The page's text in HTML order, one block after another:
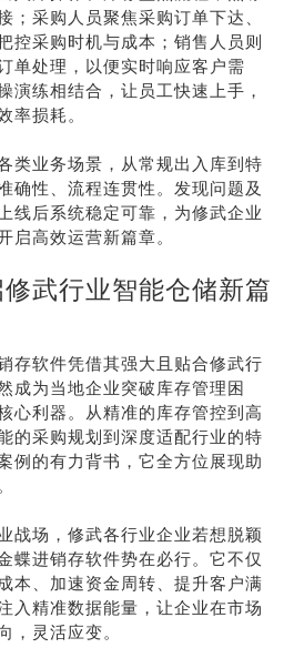
；采购人员聚焦采购订单下达、
控采购时机与成本；销售人员则
单处理，以便实时响应客户需
演练相结合，让员工快速上手，
率损耗。
类业务场景，从常规出入库到特
确性、流程连贯性。发现问题及
线后系统稳定可靠，为修武企业
启高效运营新篇章。
武行业智能仓储新篇
存软件凭借其强大且贴合修武行
成为当地企业突破库存管理困
心利器。从精准的库存管控到高
的采购规划到深度适配行业的特
例的有力背书，它全方位展现助
战场，修武各行业企业若想脱颖
蝶进销存软件势在必行。它不仅
本、加速资金周转、提升客户满
入精准数据能量，让企业在市场
，灵活应变。